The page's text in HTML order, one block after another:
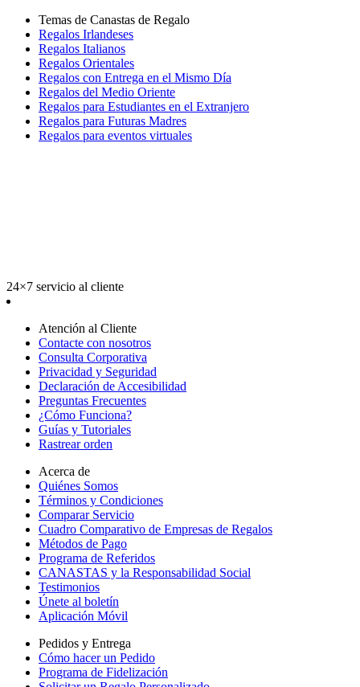
Temas de Canastas de Regalo
Regalos Irlandeses
Regalos Italianos
Regalos Orientales
Regalos con Entrega en el Mismo Día
Regalos del Medio Oriente
Regalos para Estudiantes en el Extranjero
Regalos para Futuras Madres
Regalos para eventos virtuales
24×7 servicio al cliente
Atención al Cliente
Contacte con nosotros
Consulta Corporativa
Privacidad y Seguridad
Declaración de Accesibilidad
Preguntas Frecuentes
¿Cómo Funciona?
Guías y Tutoriales
Rastrear orden
Acerca de
Quiénes Somos
Términos y Condiciones
Comparar Servicio
Cuadro Comparativo de Empresas de Regalos
Métodos de Pago
Programa de Referidos
CANASTAS y la Responsabilidad Social
Testimonios
Únete al boletín
Aplicación Móvil
Pedidos y Entrega
Cómo hacer un Pedido
Programa de Fidelización